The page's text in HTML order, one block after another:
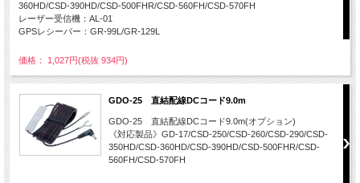
360HD/CSD-390HD/CSD-500FHR/CSD-560FH/CSD-570FH
レーザー受信機：AL-01
GPSレシーバー：GR-99L/GR-129L
価格： 1,027円(税抜 934円)
GDO-25 直結配線DCコード9.0m
GDO-25 直結配線DCコード9.0m(オプション)
《対応製品》GD-17/CSD-250/CSD-260/CSD-290/CSD-
350HD/CSD-360HD/CSD-390HD/CSD-500FHR/CSD-
560FH/CSD-570FH